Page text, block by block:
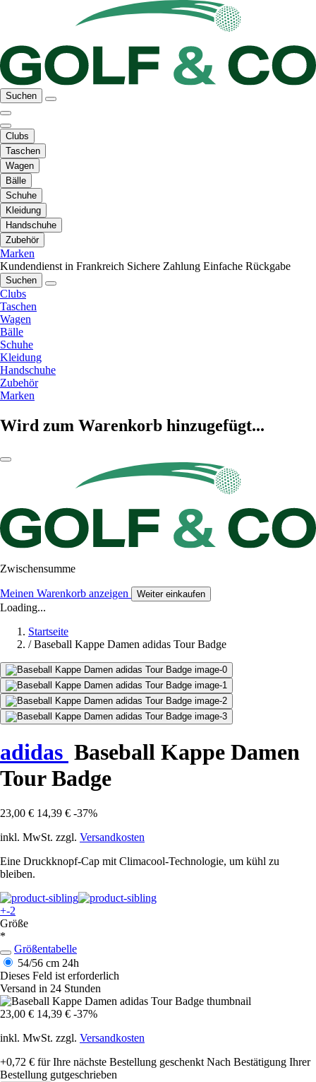
Suchen
Clubs
Taschen
Wagen
Bälle
Schuhe
Kleidung
Handschuhe
Zubehör
Marken
Kundendienst in Frankreich Sichere Zahlung Einfache Rückgabe
Suchen
Clubs
Taschen
Wagen
Bälle
Schuhe
Kleidung
Handschuhe
Zubehör
Marken
Wird zum Warenkorb hinzugefügt...
Zwischensumme
Meinen Warenkorb anzeigen Weiter einkaufen
Loading...
Startseite
/ Baseball Kappe Damen adidas Tour Badge
adidas Baseball Kappe Damen
Tour Badge
23,00 € 14,39 € -37%
inkl. MwSt. zzgl. Versandkosten
Eine Druckknopf-Cap mit Climacool-Technologie, um kühl zu
bleiben.
+-2
Größe
*
Größentabelle
54/56 cm 24h
Dieses Feld ist erforderlich
Versand in 24 Stunden
23,00 € 14,39 € -37%
inkl. MwSt. zzgl. Versandkosten
+0,72 € für Ihre nächste Bestellung geschenkt Nach Bestätigung Ihrer
Bestellung gutgeschrieben